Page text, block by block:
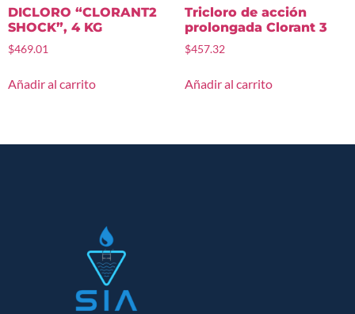
DICLORO “CLORANT2
SHOCK”, 4 KG
$469.01
Añadir al carrito
Tricloro de acción
prolongada Clorant 3
$457.32
Añadir al carrito